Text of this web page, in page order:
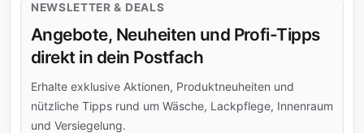
NEWSLETTER & DEALS
Angebote, Neuheiten und Profi-Tipps
direkt in dein Postfach
Erhalte exklusive Aktionen, Produktneuheiten und
nützliche Tipps rund um Wäsche, Lackpflege, Innenraum
und Versiegelung.